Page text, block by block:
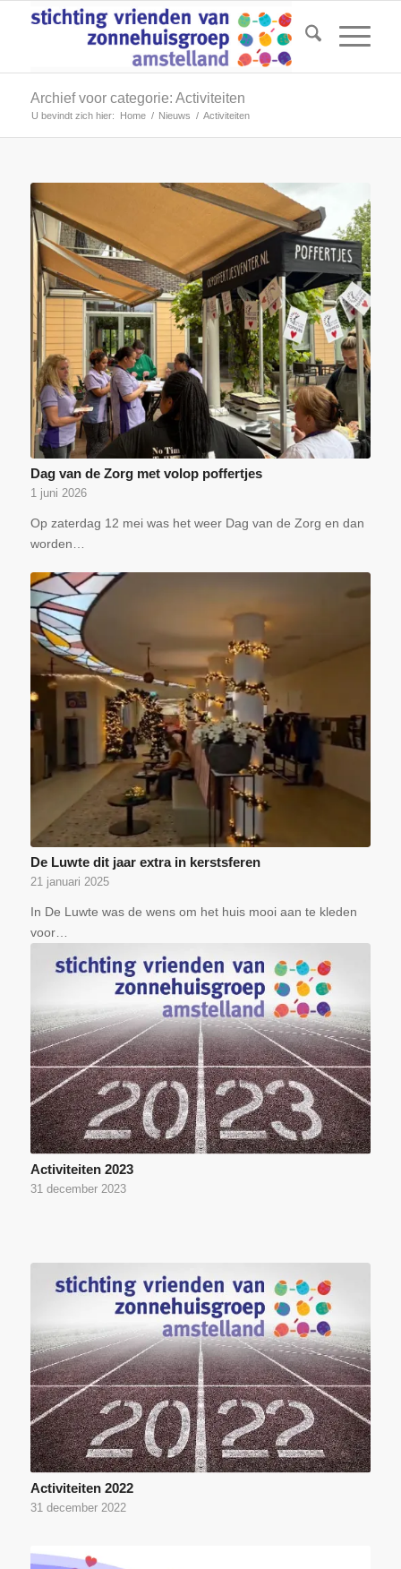
Archief voor categorie: Activiteiten
U bevindt zich hier: Home / Nieuws / Activiteiten
Dag van de Zorg met volop poffertjes
1 juni 2026
Op zaterdag 12 mei was het weer Dag van de Zorg en dan
worden…
De Luwte dit jaar extra in kerstsferen
21 januari 2025
In De Luwte was de wens om het huis mooi aan te kleden
voor…
Activiteiten 2023
31 december 2023
Activiteiten 2022
31 december 2022